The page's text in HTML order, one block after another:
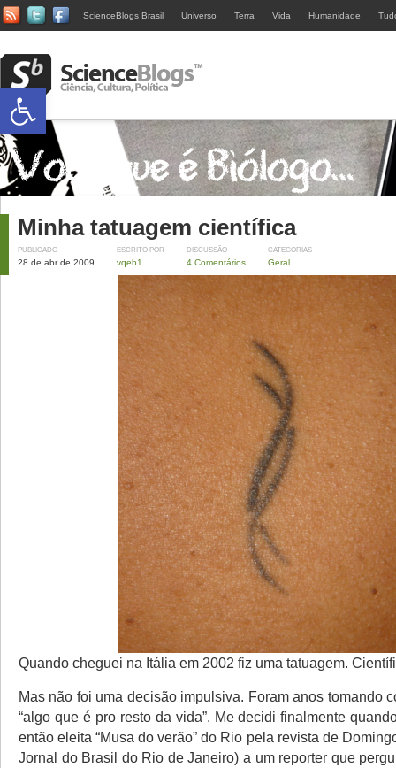
ScienceBlogs Brasil Universo Terra Vida Humanidade
Minha tatuagem científica
PUBLICADO
28 de abr de 2009
ESCRITO POR
vqeb1
DISCUSSÃO
4 Comentários
CATEGORIAS
Geral
Quando cheguei na Itália em 2002 fiz uma tatuagem.
Mas não foi uma decisão impulsiva. Foram anos tomando
“algo que é pro resto da vida”. Me decidi finalmente
então eleita “Musa do verão” do Rio pela revista de
Jornal do Brasil do Rio de Janeiro) a um reporter que
Abrir a barra de ferramentas